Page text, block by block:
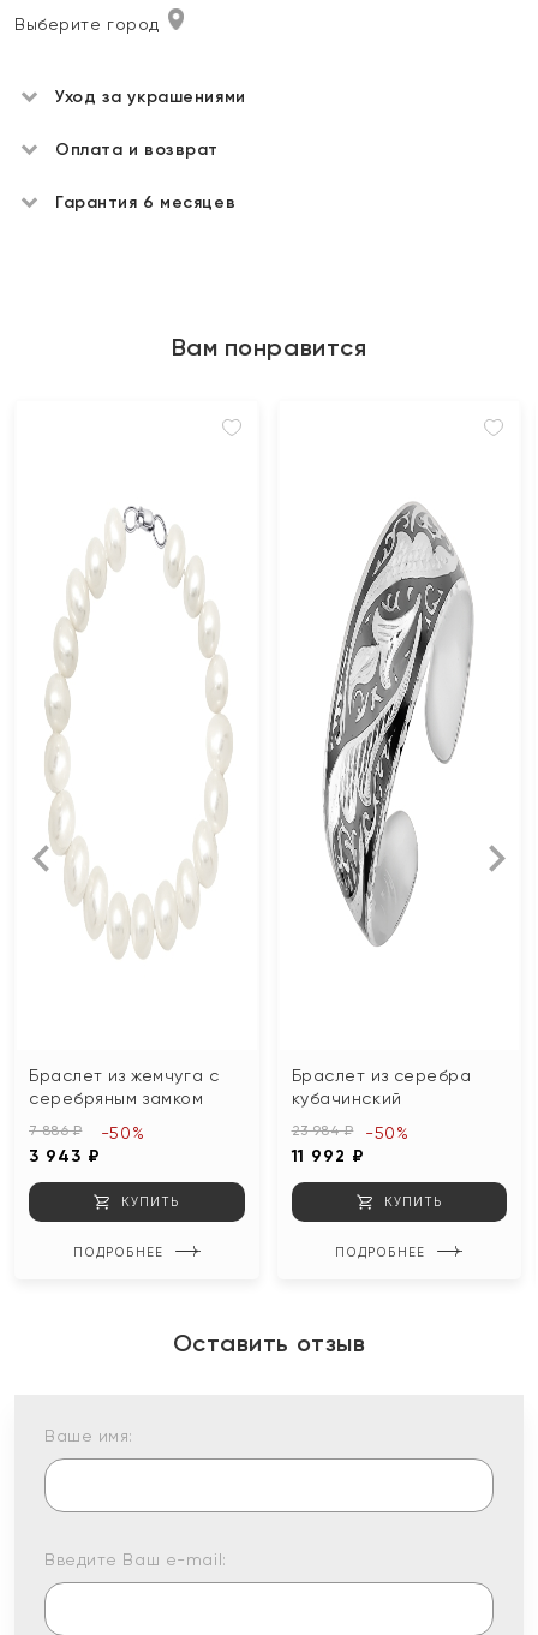
Выберите город
Уход за украшениями
Оплата и возврат
Гарантия 6 месяцев
Вам понравится
Браслет из жемчуга с
серебряным замком
7 886 ₽
3 943 ₽
-50%
КУПИТЬ
ПОДРОБНЕЕ
Браслет из серебра
кубачинский
23 984 ₽
11 992 ₽
-50%
КУПИТЬ
ПОДРОБНЕЕ
Оставить отзыв
Ваше имя:
Введите Ваш e-mail: